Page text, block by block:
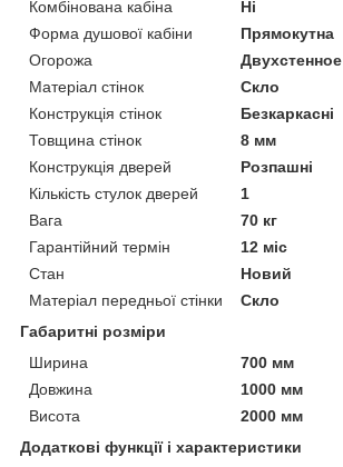
Комбінована кабіна
Ні
Форма душової кабіни
Прямокутна
Огорожа
Двухстенное
Матеріал стінок
Скло
Конструкція стінок
Безкаркасні
Товщина стінок
8 мм
Конструкція дверей
Розпашні
Кількість стулок дверей
1
Вага
70 кг
Гарантійний термін
12 міс
Стан
Новий
Матеріал передньої стінки
Скло
Габаритні розміри
Ширина
700 мм
Довжина
1000 мм
Висота
2000 мм
Додаткові функції і характеристики